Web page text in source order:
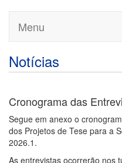
Menu
Notícias
Cronograma das
Segue em anexo o
dos Projetos de Tese para a
2026.1.
As entrevistas ocorrerão nos